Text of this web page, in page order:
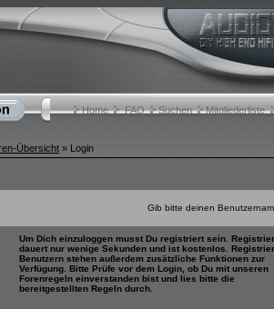
Home FAQ Suchen Mitgliederliste
Übersicht » Login
Gib bitte deinen
Um Dich einzuloggen musst Du registriert sein.
dauert nur wenige Sekunden und ist kostenlos.
Benutzern stehen außerdem zusätzliche Funktionen zur
Verfügung. Bitte Prüfe vor dem Login, ob Du mit unseren
Forenregeln einverstanden bist und lies bitte die
bereitgestellten Regeln durch.